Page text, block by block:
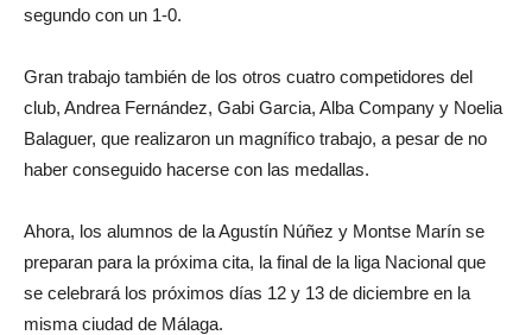
segundo con un 1-0.
Gran trabajo también de los otros cuatro competidores del
club, Andrea Fernández, Gabi Garcia, Alba Company y Noelia
Balaguer, que realizaron un magnífico trabajo, a pesar de no
haber conseguido hacerse con las medallas.
Ahora, los alumnos de la Agustín Núñez y Montse Marín se
preparan para la próxima cita, la final de la liga Nacional que
se celebrará los próximos días 12 y 13 de diciembre en la
misma ciudad de Málaga.